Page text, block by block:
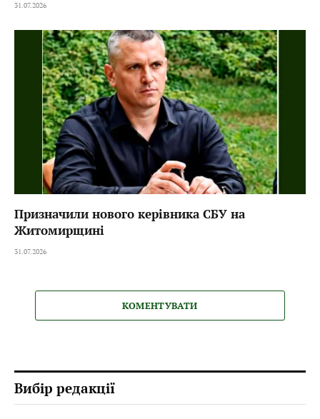
31.07.2026
Призначили нового керівника СБУ на
Житомирщині
31.07.2026
КОМЕНТУВАТИ
Вибір редакції